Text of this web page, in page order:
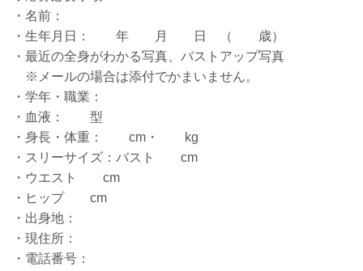
・名前：
・生年月日： 年 月 日 （ 歳）
・最近の全身がわかる写真、バストアップ写真
※メールの場合は添付でかまいません。
・学年・職業：
・血液： 型
・身長・体重： cm・ kg
・スリーサイズ：バスト cm
・ウエスト cm
・ヒップ cm
・出身地：
・現住所：
・電話番号：